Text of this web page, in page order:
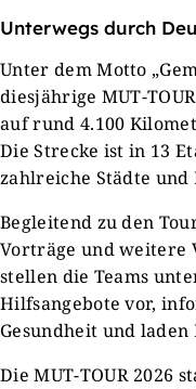
Unterwegs durch
Unter dem Motto
diesjährige MUT-
auf rund 4.100
Die Strecke ist in 13
zahlreiche Städte und
Begleitend zu den
Vorträge und weitere
stellen die Teams
Hilfsangebote vor,
Gesundheit und
Die MUT-TOUR 2026